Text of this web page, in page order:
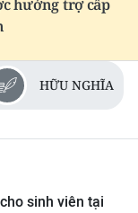
hưởng trợ cấp
HỮU NGHĨA
sinh viên tại